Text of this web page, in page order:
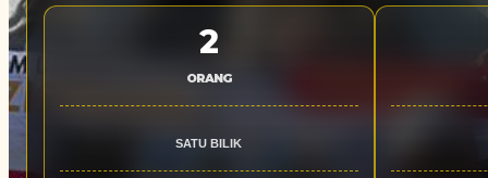
2
ORANG
SATU BILIK